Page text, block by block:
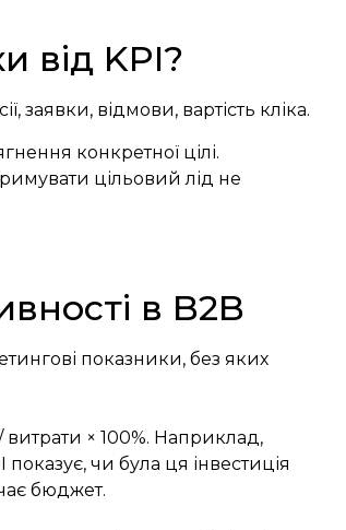
від KPI?
заявки, відмови, вартість кліка.
конкретної цілі.
цільовий лід не
в B2B
показники, без яких
× 100%. Наприклад,
чи була ця інвестиція
бюджет.